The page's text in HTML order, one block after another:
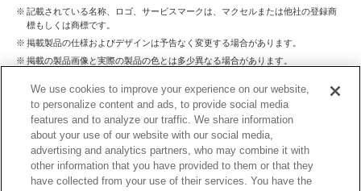
記載されている名称、ロゴ、サービスマークは、マクセルまたは他社の登録商
標もしくは商標です。
掲載製品の仕様およびデザインは予告なく変更する場合があります。
掲載の製品画像と実際の製品の色とは多少異なる場合があります。
特長 仕様 ダウンロード
We use cookies to improve your experience on our website,
to personalize content and ads, to provide social media
features and to analyze our traffic. We share information
about your use of our website with our social media,
advertising and analytics partners, who may combine it with
other information that you have provided to them or that they
have collected from your use of their services. You have the